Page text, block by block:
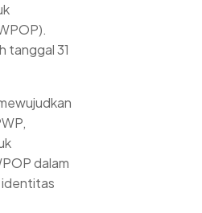
tanggal 31
dalam
identitas